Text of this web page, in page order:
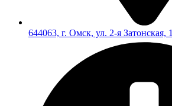
644063, г. Омск, ул. 2-я Затонская, 1